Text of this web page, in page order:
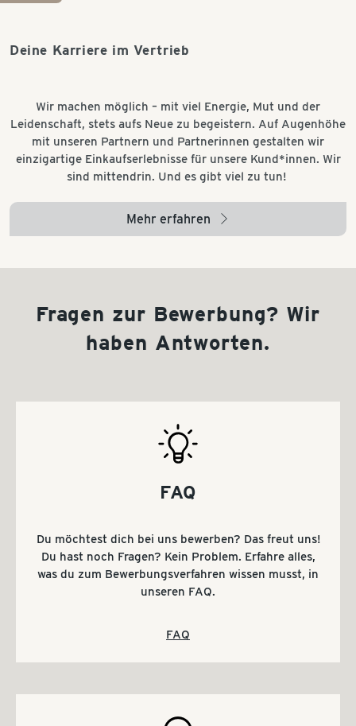
Deine Karriere im Vertrieb
Wir machen möglich – mit viel Energie, Mut und der
Leidenschaft, stets aufs Neue zu begeistern. Auf Augenhöhe
mit unseren Partnern und Partnerinnen gestalten wir
einzigartige Einkaufserlebnisse für unsere Kund*innen. Wir
sind mittendrin. Und es gibt viel zu tun!
Mehr erfahren arrow_right
Fragen zur Bewerbung? Wir
haben Antworten.
FAQ
Du möchtest dich bei uns bewerben? Das freut uns!
Du hast noch Fragen? Kein Problem. Erfahre alles,
was du zum Bewerbungsverfahren wissen musst, in
unseren FAQ.
FAQ